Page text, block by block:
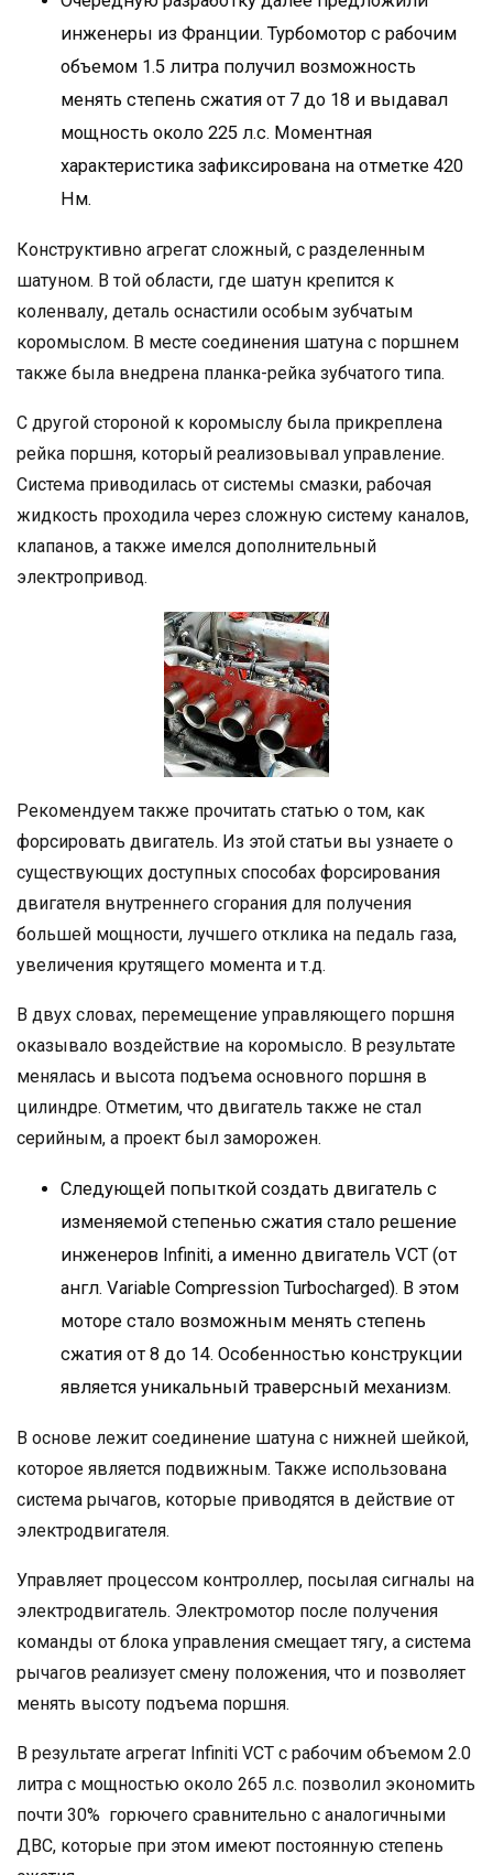
инженеры из Франции. Турбомотор с рабочим
объемом 1.5 литра получил возможность
менять степень сжатия от 7 до 18 и выдавал
мощность около 225 л.с. Моментная
характеристика зафиксирована на отметке 420
Нм.
Конструктивно агрегат сложный, с разделенным
шатуном. В той области, где шатун крепится к
коленвалу, деталь оснастили особым зубчатым
коромыслом. В месте соединения шатуна с поршнем
также была внедрена планка-рейка зубчатого типа.
С другой стороной к коромыслу была прикреплена
рейка поршня, который реализовывал управление.
Система приводилась от системы смазки, рабочая
жидкость проходила через сложную систему каналов,
клапанов, а также имелся дополнительный
электропривод.
Рекомендуем также прочитать статью о том, как
форсировать двигатель. Из этой статьи вы узнаете о
существующих доступных способах форсирования
двигателя внутреннего сгорания для получения
большей мощности, лучшего отклика на педаль газа,
увеличения крутящего момента и т.д.
В двух словах, перемещение управляющего поршня
оказывало воздействие на коромысло. В результате
менялась и высота подъема основного поршня в
цилиндре. Отметим, что двигатель также не стал
серийным, а проект был заморожен.
Следующей попыткой создать двигатель с
изменяемой степенью сжатия стало решение
инженеров Infiniti, а именно двигатель VCT (от
англ. Variable Compression Turbocharged). В этом
моторе стало возможным менять степень
сжатия от 8 до 14. Особенностью конструкции
является уникальный траверсный механизм.
В основе лежит соединение шатуна с нижней шейкой,
которое является подвижным. Также использована
система рычагов, которые приводятся в действие от
электродвигателя.
Управляет процессом контроллер, посылая сигналы на
электродвигатель. Электромотор после получения
команды от блока управления смещает тягу, а система
рычагов реализует смену положения, что и позволяет
менять высоту подъема поршня.
В результате агрегат Infiniti VCT с рабочим объемом 2.0
литра с мощностью около 265 л.с. позволил экономить
почти 30% горючего сравнительно с аналогичными
ДВС, которые при этом имеют постоянную степень